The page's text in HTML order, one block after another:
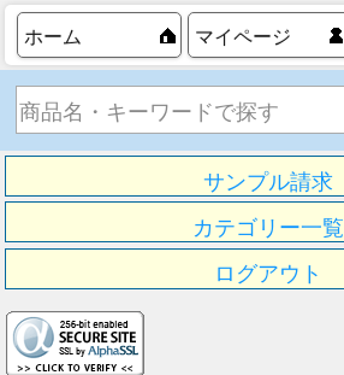
ホーム マイページ
サンプル請求
カテゴリー一覧
ログアウト